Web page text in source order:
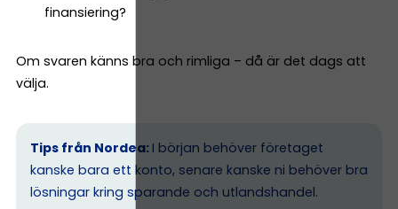
finansiering?
Om svaren känns bra och rimliga – då är det dags att
välja.
Tips från Nordea: I början behöver företaget
kanske bara ett konto, senare kanske ni behöver bra
lösningar kring sparande och utlandshandel.